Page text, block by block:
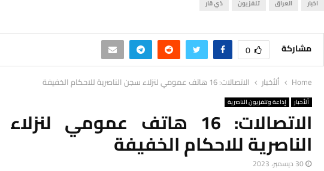
اخبار العراق تلفزيون ذي قار
مشاركة 0
Home ألأخبار الاتصالات: 16 هاتف عمومي لنزلاء سجن الناصرية للاحكام الخفيفة
ألأخبار إذاعة وتلفزيون الناصرية
الاتصالات: 16 هاتف عمومي
الناصرية للاحكام الخفيفة
30 ديسمبر، 2023